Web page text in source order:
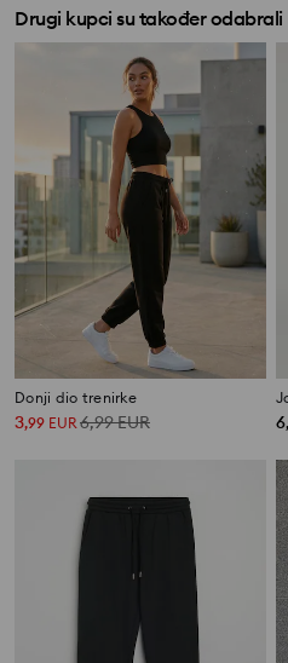
Drugi kupci su također odabrali
Donji dio trenirke
3,99 EUR6,99EUR 6,